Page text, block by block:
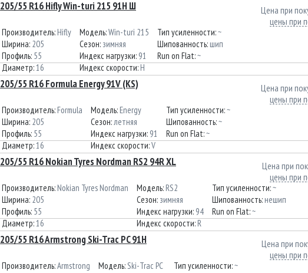
205/55 R16 Hifly Win-turi 215 91H Ш
Цена при
цены при
Производитель: Hifly
Ширина: 205
Профиль: 55
Диаметр:16
Модель:Win-turi 215
Сезон: зимняя
Индекс нагрузки: 91
Индекс скорости: H
Тип усиленности:~
Шипованность: шип
Run on Flat:~
205/55 R16 Formula Energy 91V (KS)
Цена при
цены при
Производитель: Formula
Ширина: 205
Профиль: 55
Диаметр:16
Модель: Energy
Сезон:летняя
Индекс нагрузки: 91
Индекс скорости:V
Тип усиленности:~
Шипованность:~
Run on Flat:~
205/55 R16 Nokian Tyres Nordman RS2 94R XL
Цена при
цены при
Производитель: Nokian Tyres Nordman
Ширина: 205
Профиль: 55
Диаметр:16
Модель: RS2
Сезон: зимняя
Индекс нагрузки: 94
Индекс скорости: R
Тип усиленности:~
Шипованность: нешип
Run on Flat:~
205/55 R16 Armstrong Ski-Trac PC 91H
Цена при
цены при
Производитель:Armstrong
Модель:Ski-Trac PC
Тип усиленности:~